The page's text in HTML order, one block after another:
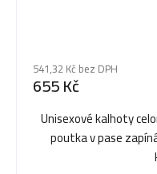
541,32 Kč bez DPH
655 Kč
Unisexové kalhoty
poutka v pase